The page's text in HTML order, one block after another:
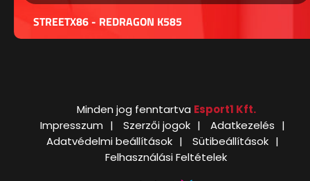
STREETX86 - REDRAGON K585
Minden jog fenntartva Esport1 Kft.
Impresszum
Szerzői jogok
Adatkezelés
Adatvédelmi beállítások
Sütibeállítások
Felhasználási Feltételek